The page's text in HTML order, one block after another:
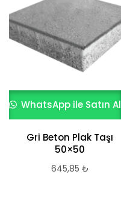
WhatsApp ile Satın Al
Gri Beton Plak Taşı
50×50
645,85 ₺